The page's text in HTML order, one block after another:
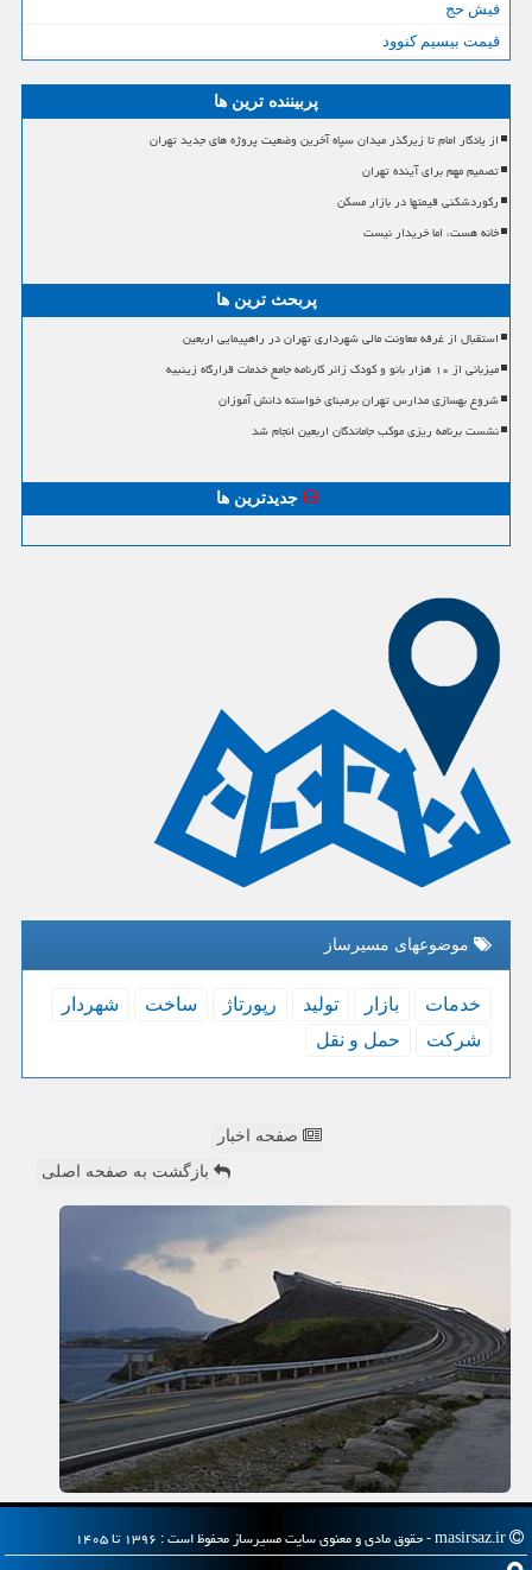
فیش حج
قیمت بیسیم کنوود
پربیننده ترین ها
از یادگار امام تا زیرگذر میدان سپاه آخرین وضعیت پروژه های جدید تهران
تصمیم مهم برای آینده تهران
رکوردشکنی قیمتها در بازار مسکن
خانه هست، اما خریدار نیست
پربحث ترین ها
استقبال از غرفه معاونت مالی شهرداری تهران در راهپیمایی اربعین
میزبانی از ۱۰ هزار بانو و کودک زائر کارنامه جامع خدمات قرارگاه زینبیه
شروع بهسازی مدارس تهران برمبنای خواسته دانش آموزان
نشست برنامه ریزی موکب جاماندگان اربعین انجام شد
جدیدترین ها
موضوعهای مسیرساز
خدمات بازار تولید رپورتاژ ساخت
شهردار
شركت
حمل و نقل
صفحه اخبار
بازگشت به صفحه اصلی